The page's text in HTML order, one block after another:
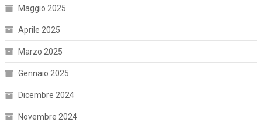
Maggio 2025
Aprile 2025
Marzo 2025
Gennaio 2025
Dicembre 2024
Novembre 2024